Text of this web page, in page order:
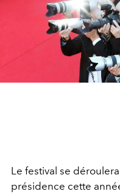
Le festival se
présidence cette